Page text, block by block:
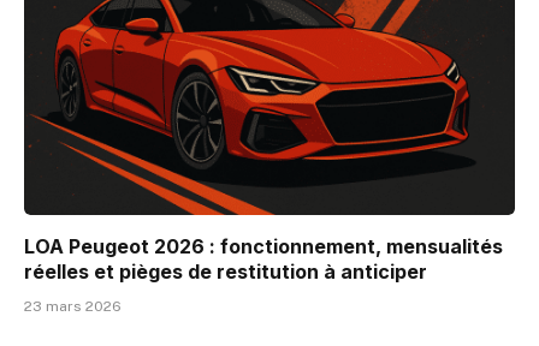
LOA Peugeot 2026 : fonctionnement, mensualités
réelles et pièges de restitution à anticiper
23 mars 2026